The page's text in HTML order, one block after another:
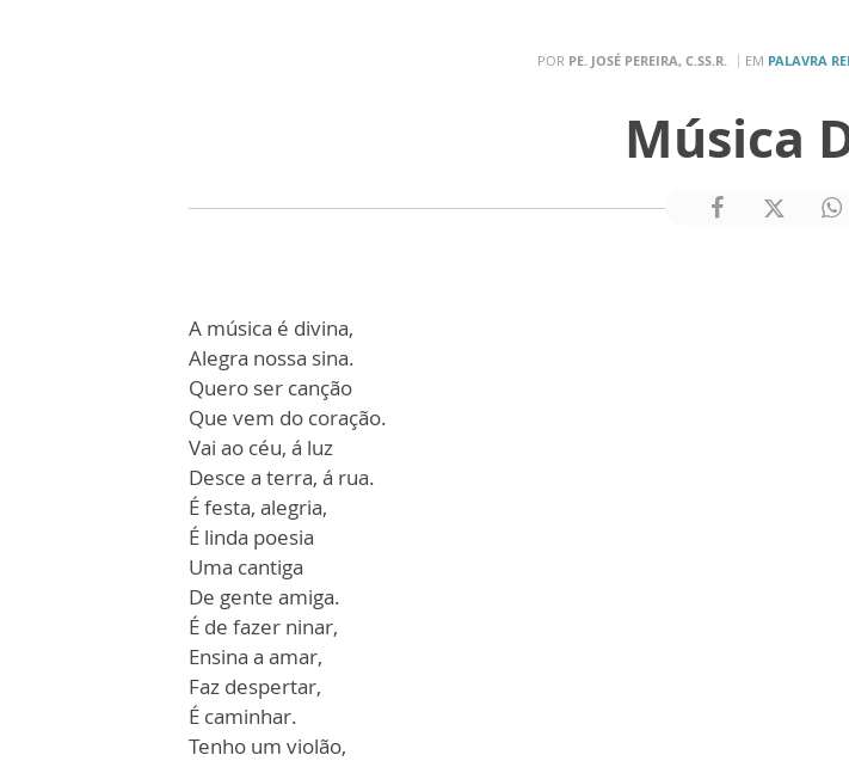
POR PE. JOSÉ PEREIRA, C.SS.R. EM PALAVRA
Música
A música é divina,
Alegra nossa sina.
Quero ser canção
Que vem do coração.
Vai ao céu, á luz
Desce a terra, á rua.
É festa, alegria,
É linda poesia
Uma cantiga
De gente amiga.
É de fazer ninar,
Ensina a amar,
Faz despertar,
É caminhar.
Tenho um violão,